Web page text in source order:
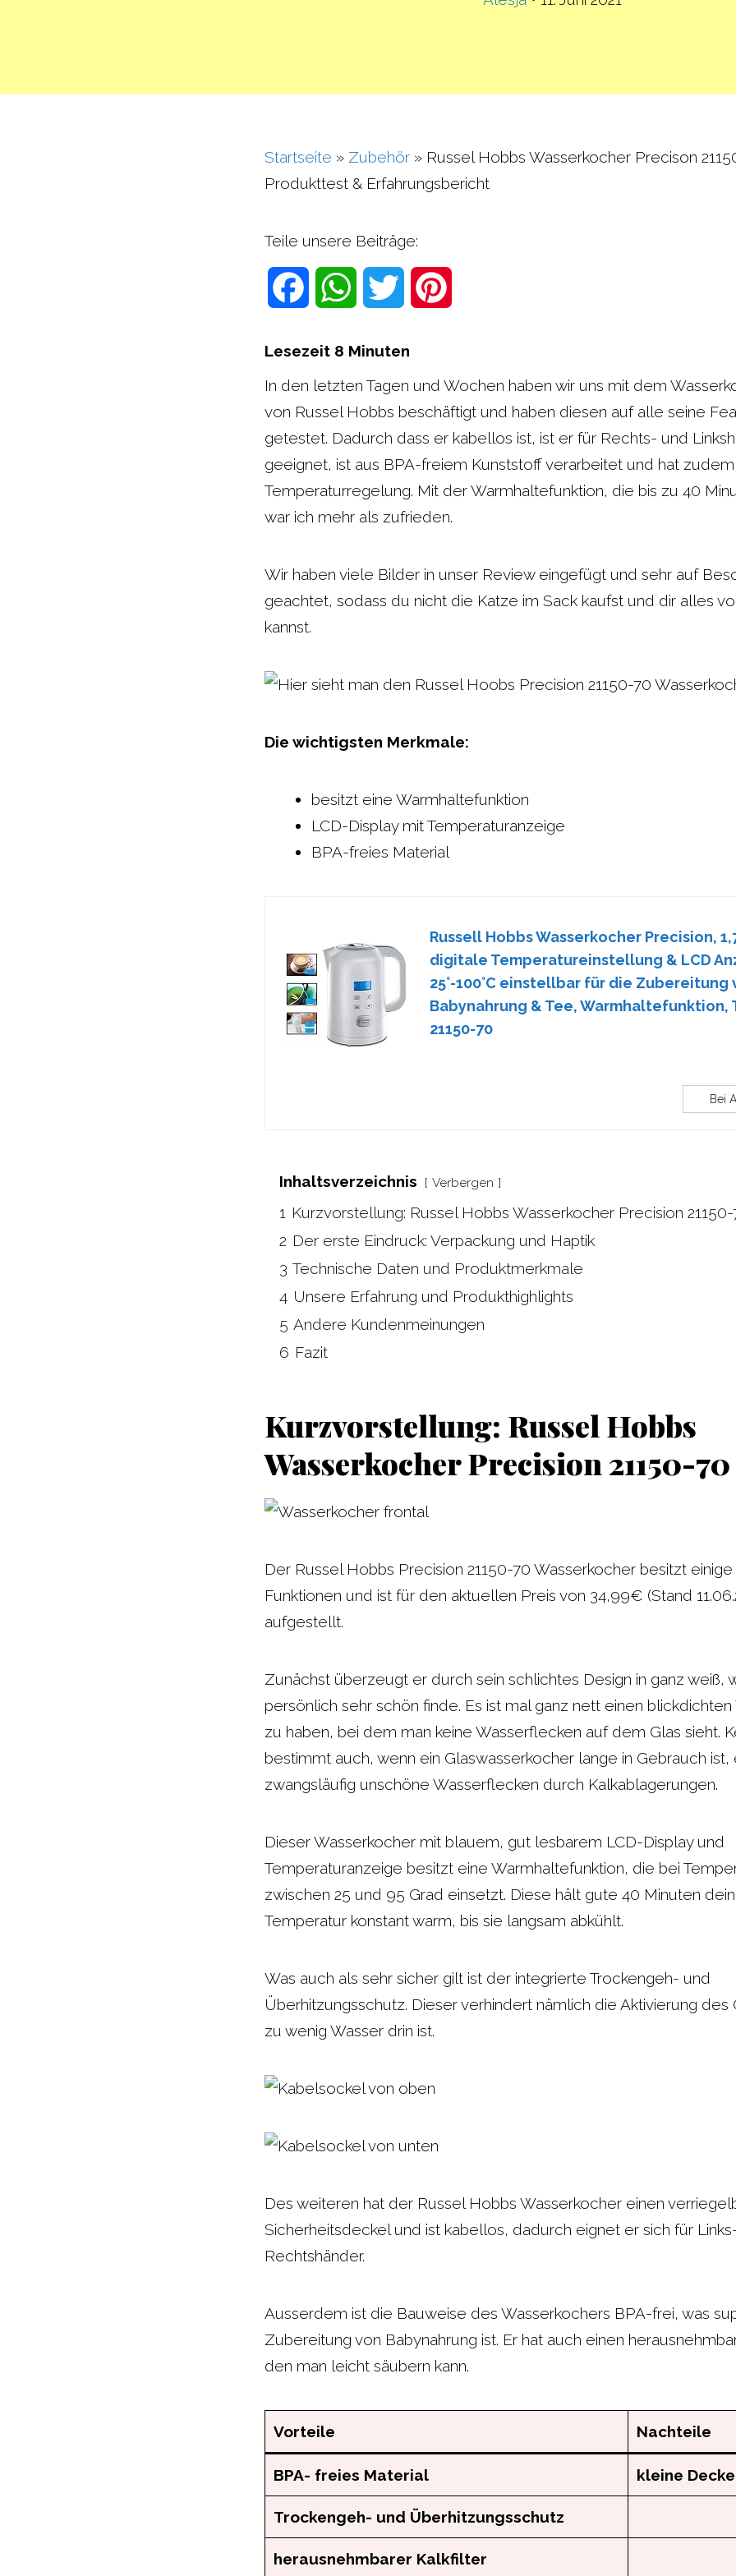
Startseite » Zubehör » Russel Hobbs Wasserkocher Precison
Produkttest & Erfahrungsbericht
Teile unsere Beiträge:
e
o
k
W
t
A
p
t
e
t
r
s
Lesezeit 8 Minuten
In den letzten Tagen und Wochen haben wir uns mit dem
von Russel Hobbs beschäftigt und haben diesen auf alle seine
getestet. Dadurch dass er kabellos ist, ist er für Rechts- und
geeignet, ist aus BPA-freiem Kunststoff verarbeitet und hat
Temperaturregelung. Mit der Warmhaltefunktion, die bis zu 40
war ich mehr als zufrieden.
Wir haben viele Bilder in unser Review eingefügt und sehr auf
geachtet, sodass du nicht die Katze im Sack kaufst und dir alles
kannst.
Die wichtigsten Merkmale:
besitzt eine Warmhaltefunktion
LCD-Display mit Temperaturanzeige
BPA-freies Material
Russell Hobbs Wasserkocher Precision,
digitale Temperatureinstellung & LCD
25°-100°C einstellbar für die Zubereitung
Babynahrung & Tee, Warmhaltefunktion,
21150-70
Bei
Inhaltsverzeichnis Verbergen
1 Kurzvorstellung: Russel Hobbs Wasserkocher Precision
2 Der erste Eindruck: Verpackung und Haptik
3 Technische Daten und Produktmerkmale
4 Unsere Erfahrung und Produkthighlights
5 Andere Kundenmeinungen
6 Fazit
Kurzvorstellung: Russel Hobbs
Wasserkocher Precision 21150-70
Der Russel Hobbs Precision 21150-70 Wasserkocher besitzt
Funktionen und ist für den aktuellen Preis von 34,99€ (Stand
aufgestellt.
Zunächst überzeugt er durch sein schlichtes Design in ganz weiß,
persönlich sehr schön finde. Es ist mal ganz nett einen
zu haben, bei dem man keine Wasserflecken auf dem Glas sieht.
bestimmt auch, wenn ein Glaswasserkocher lange in Gebrauch
zwangsläufig unschöne Wasserflecken durch Kalkablagerungen.
Dieser Wasserkocher mit blauem, gut lesbarem LCD-Display und
Temperaturanzeige besitzt eine Warmhaltefunktion, die bei
zwischen 25 und 95 Grad einsetzt. Diese hält gute 40 Minuten
Temperatur konstant warm, bis sie langsam abkühlt.
Was auch als sehr sicher gilt ist der integrierte Trockengeh- und
Überhitzungsschutz. Dieser verhindert nämlich die Aktivierung des
zu wenig Wasser drin ist.
Des weiteren hat der Russel Hobbs Wasserkocher einen
Sicherheitsdeckel und ist kabellos, dadurch eignet er sich für
Rechtshänder.
Ausserdem ist die Bauweise des Wasserkochers BPA-frei, was
Zubereitung von Babynahrung ist. Er hat auch einen
den man leicht säubern kann.
Vorteile Nachteile
BPA- freies Material kleine
Trockengeh- und Überhitzungsschutz
herausnehmbarer Kalkfilter